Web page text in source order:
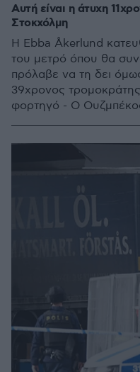
Αυτή είναι η άτυχη
Στοκχόλμη
Η Ebba Åkerlund
του μετρό όπου θα
πρόλαβε να τη δει
39χρονος
φορτηγό - Ο